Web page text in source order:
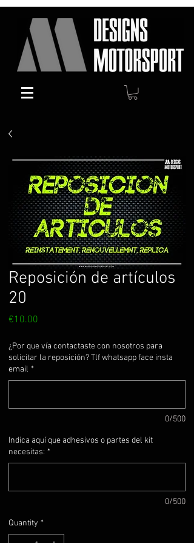
Reposición de artículos
20
€10.00
¿Por que vía contactaste con nosotros para
solicitar la reposición? Tlf whatsapp face insta
email *
0/500
Indica aquí que adhesivos o partes del kit
necesitas: *
0/500
Quantity *